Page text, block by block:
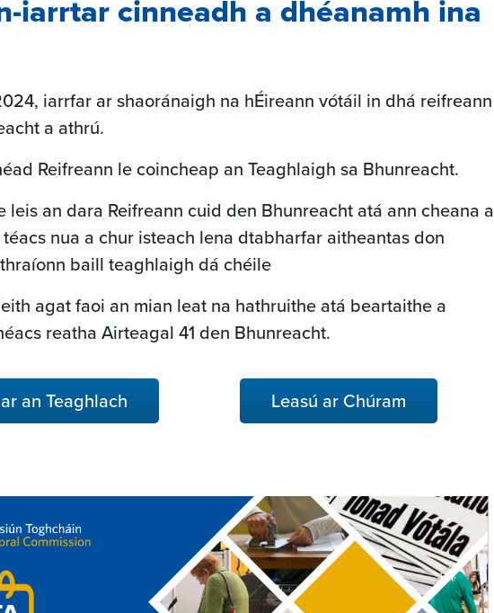
iarrtar cinneadh a dhéanamh ina
iarrfar ar shaoránaigh na hÉireann vótáil in dhá reifreann
a athrú.
Reifreann le coincheap an Teaghlaigh sa Bhunreacht.
leis an dara Reifreann cuid den Bhunreacht atá ann cheana a
nua a chur isteach lena dtabharfar aitheantas don
baill teaghlaigh dá chéile
agat faoi an mian leat na hathruithe atá beartaithe a
reatha Airteagal 41 den Bhunreacht.
an Teaghlach Leasú ar Chúram